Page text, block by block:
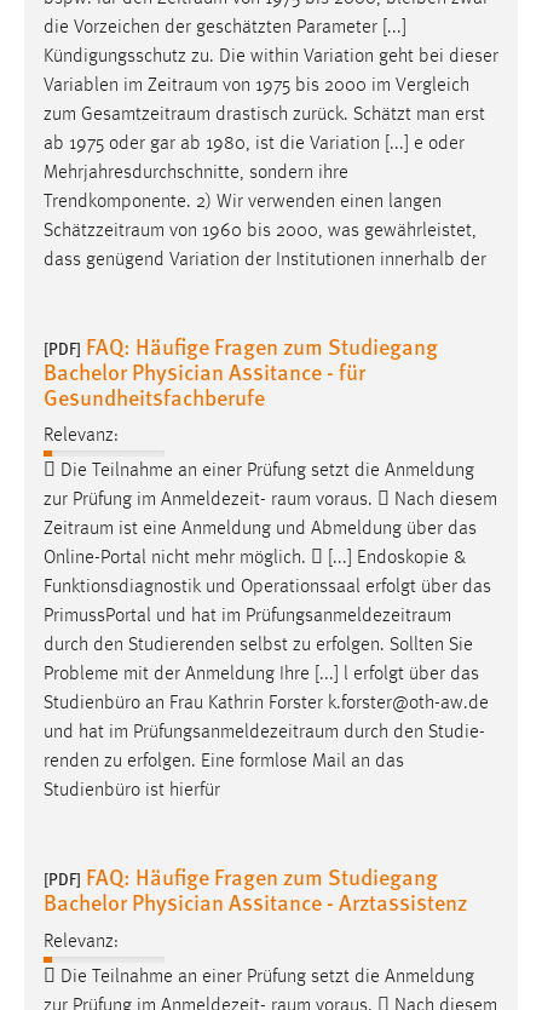
die Vorzeichen der geschätzten Parameter [...]
Kündigungsschutz zu. Die within Variation geht bei dieser
Variablen im Zeitraum von 1975 bis 2000 im Vergleich
zum Gesamtzeitraum drastisch zurück. Schätzt man erst
ab 1975 oder gar ab 1980, ist die Variation [...] e oder
Mehrjahresdurchschnitte, sondern ihre
Trendkomponente. 2) Wir verwenden einen langen
Schätzzeitraum von 1960 bis 2000, was gewährleistet,
dass genügend Variation der Institutionen innerhalb der
[PDF] FAQ: Häufige Fragen zum Studiegang
Bachelor Physician Assitance - für
Gesundheitsfachberufe
Relevanz:
 Die Teilnahme an einer Prüfung setzt die Anmeldung
zur Prüfung im Anmeldezeit- raum voraus.  Nach diesem
Zeitraum ist eine Anmeldung und Abmeldung über das
Online-Portal nicht mehr möglich.  [...] Endoskopie &
Funktionsdiagnostik und Operationssaal erfolgt über das
PrimussPortal und hat im Prüfungsanmeldezeitraum
durch den Studierenden selbst zu erfolgen. Sollten Sie
Probleme mit der Anmeldung Ihre [...] l erfolgt über das
Studienbüro an Frau Kathrin Forster k.forster@oth-aw.de
und hat im Prüfungsanmeldezeitraum durch den Studie-
renden zu erfolgen. Eine formlose Mail an das
Studienbüro ist hierfür
[PDF] FAQ: Häufige Fragen zum Studiegang
Bachelor Physician Assitance - Arztassistenz
Relevanz:
 Die Teilnahme an einer Prüfung setzt die Anmeldung
zur Prüfung im Anmeldezeit- raum voraus.  Nach diesem
Conversion-Tracking
Cookie Laufzeit:
3 Monate
Facebook Pixel
Name:
_fbp
Zweck:
Conversion-Tracking
Cookie Laufzeit:
EXTERNE MEDIEN
Um Inhalte von Videoplattformen und Social Media
Plattformen anzeigen zu können, werden von diesen
externen Medien Cookies gesetzt.
YouTube
Vimeo